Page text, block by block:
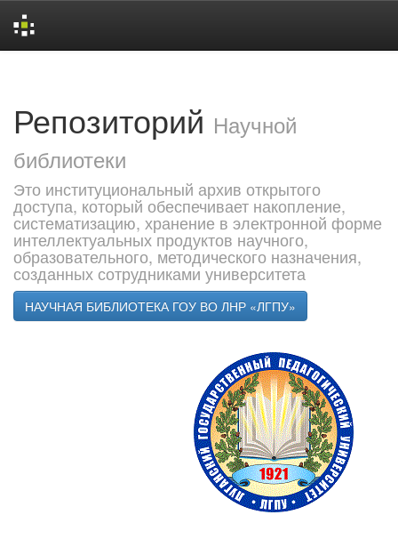
Репозиторий Научной
библиотеки
Это институциональный архив открытого
доступа, который обеспечивает накопление,
систематизацию, хранение в электронной форме
интеллектуальных продуктов научного,
образовательного, методического назначения,
созданных сотрудниками университета
НАУЧНАЯ БИБЛИОТЕКА ГОУ ВО ЛНР «ЛГПУ»